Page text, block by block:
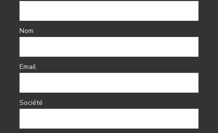
Nom
Email
Société